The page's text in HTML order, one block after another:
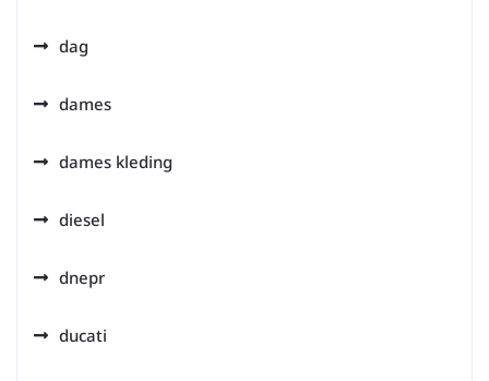
dag
dames
dames kleding
diesel
dnepr
ducati